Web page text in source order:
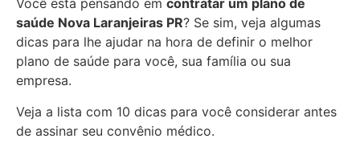
Você esta pensando em contratar um plano de
saúde Nova Laranjeiras PR? Se sim, veja algumas
dicas para lhe ajudar na hora de definir o melhor
plano de saúde para você, sua família ou sua
empresa.
Veja a lista com 10 dicas para você considerar antes
de assinar seu convênio médico.